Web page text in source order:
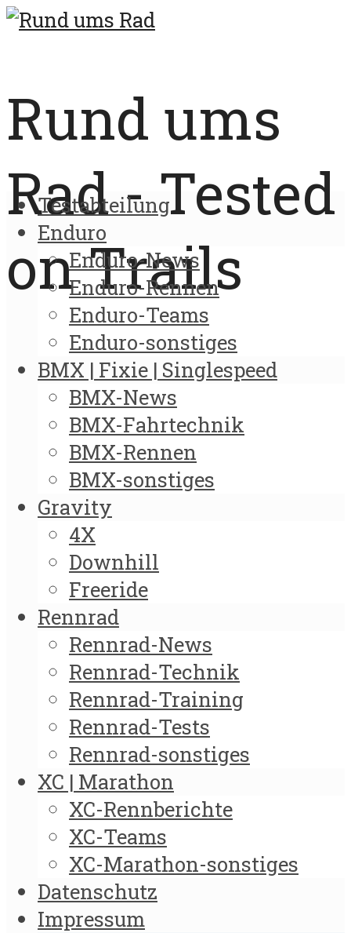
Rund ums
Rad - Tested
on Trails
Testabteilung
Enduro
Enduro-News
Enduro-Rennen
Enduro-Teams
Enduro-sonstiges
BMX | Fixie | Singlespeed
BMX-News
BMX-Fahrtechnik
BMX-Rennen
BMX-sonstiges
Gravity
4X
Downhill
Freeride
Rennrad
Rennrad-News
Rennrad-Technik
Rennrad-Training
Rennrad-Tests
Rennrad-sonstiges
XC | Marathon
XC-Rennberichte
XC-Teams
XC-Marathon-sonstiges
Datenschutz
Impressum